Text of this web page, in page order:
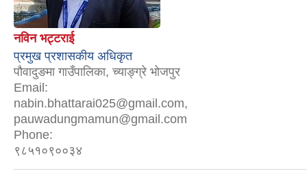
नविन भट्टराई
प्रमुख प्रशासकीय अधिकृत
पौवादुङमा गाउँपालिका, च्याङ्ग्रे भोजपुर
Email:
nabin.bhattarai025@gmail.com,
pauwadungmamun@gmail.com
Phone:
९८५१०९००३४